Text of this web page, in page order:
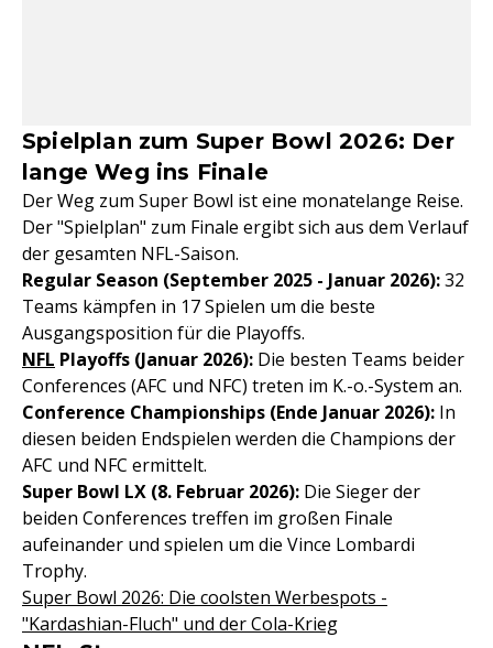
Spielplan zum Super Bowl 2026: Der
lange Weg ins Finale
Der Weg zum Super Bowl ist eine monatelange Reise.
Der "Spielplan" zum Finale ergibt sich aus dem Verlauf
der gesamten NFL-Saison.
Regular Season (September 2025 - Januar 2026):32
Teams kämpfen in 17 Spielen um die beste
Ausgangsposition für die Playoffs.
NFL Playoffs (Januar 2026): Die besten Teams beider
Conferences (AFC und NFC) treten im K.-o.-System an.
Conference Championships (Ende Januar 2026): In
diesen beiden Endspielen werden die Champions der
AFC und NFC ermittelt.
Super Bowl LX (8. Februar 2026): Die Sieger der
beiden Conferences treffen im großen Finale
aufeinander und spielen um die Vince Lombardi
Trophy.
Super Bowl 2026: Die coolsten Werbespots -
"Kardashian-Fluch" und der Cola-Krieg